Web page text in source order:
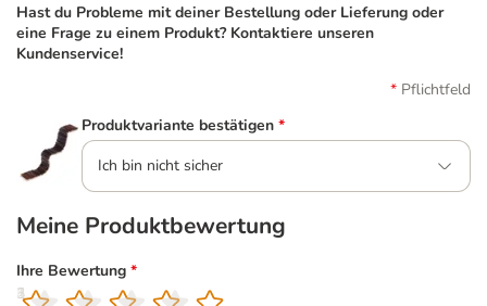
Hast du Probleme mit deiner Bestellung oder Lieferung oder
eine Frage zu einem Produkt? Kontaktiere unseren
Kundenservice!
Pflichtfeld
Produktvariante bestätigen *
Ich bin nicht sicher
Meine Produktbewertung
Ihre Bewertung *
1
2
3
4
5